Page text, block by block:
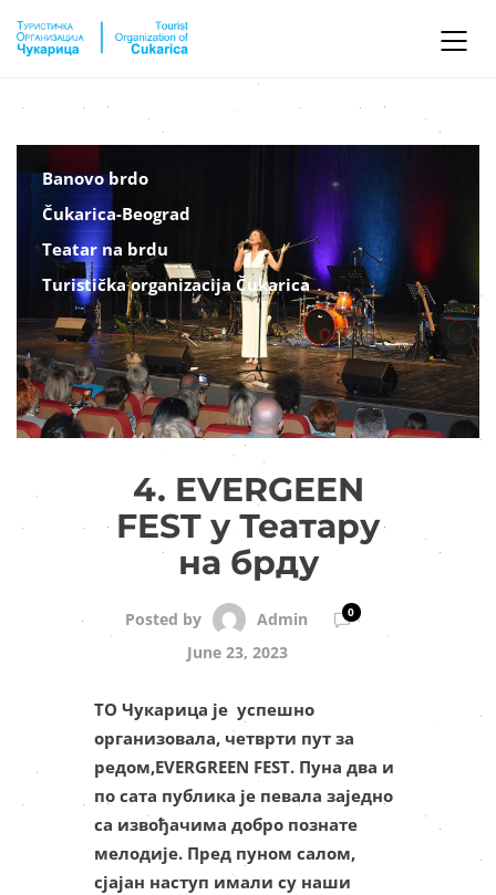
Banovo brdo
Čukarica-Beograd
Teatar na brdu
Turistička organizacija Čukarica
4. EVERGEEN
FEST у Театару
на брду
Posted by Admin 0
June 23, 2023
ТО Чукарица је успешно
организовала, четврти пут за
редом,EVERGREEN FEST. Пуна два и
по сата публика је певала заједно
са извођачима добро познате
мелодије. Пред пуном салом,
сјајан наступ имали су наши